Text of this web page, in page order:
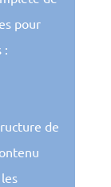
pour
:
de